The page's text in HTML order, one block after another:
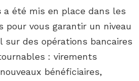
a été mis en place dans les
pour vous garantir un niveau
sur des opérations bancaires
: virements
bénéficiaires,